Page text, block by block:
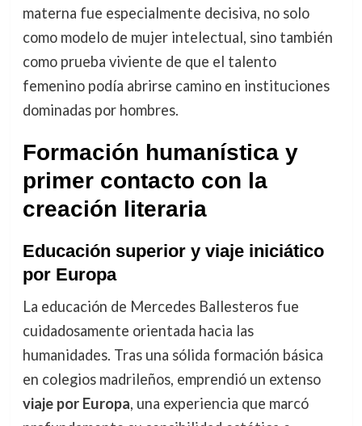
materna fue especialmente decisiva, no solo
como modelo de mujer intelectual, sino también
como prueba viviente de que el talento
femenino podía abrirse camino en instituciones
dominadas por hombres.
Formación humanística y
primer contacto con la
creación literaria
Educación superior y viaje iniciático
por Europa
La educación de Mercedes Ballesteros fue
cuidadosamente orientada hacia las
humanidades. Tras una sólida formación básica
en colegios madrileños, emprendió un extenso
viaje por Europa, una experiencia que marcó